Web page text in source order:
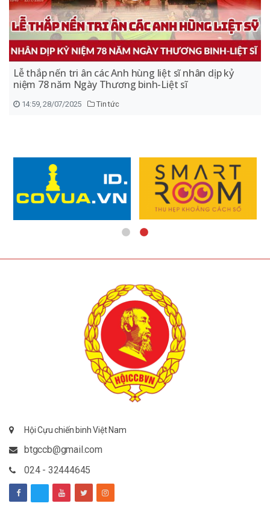
Lễ thắp nến tri ân các Anh hùng liệt sĩ nhân dịp kỷ
niệm 78 năm Ngày Thương binh-Liệt sĩ
14:59, 28/07/2025 Tin tức
Hội Cựu chiến binh Việt Nam
btgccb@gmail.com
024 - 32444645